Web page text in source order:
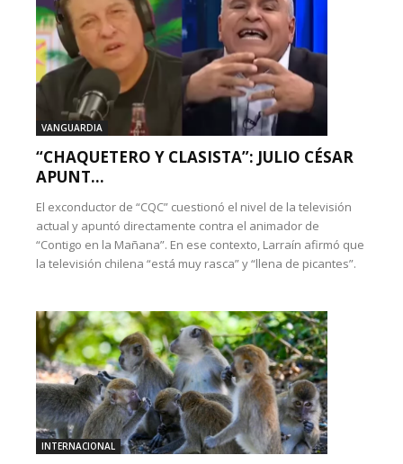
VANGUARDIA
“CHAQUETERO Y CLASISTA”: JULIO CÉSAR
APUNT...
El exconductor de “CQC” cuestionó el nivel de la televisión
actual y apuntó directamente contra el animador de
“Contigo en la Mañana”. En ese contexto, Larraín afirmó que
la televisión chilena “está muy rasca” y “llena de picantes”.
INTERNACIONAL